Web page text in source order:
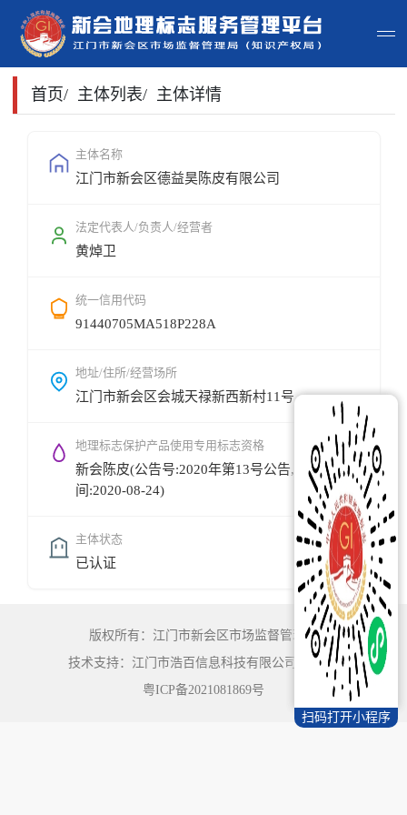
首页
政策法规
申请指南
地标地图
用户登录
首页/ 主体列表/ 主体详情
主体名称
江门市新会区德益昊陈皮有限公司
法定代表人/负责人/经营者
黄焯卫
统一信用代码
91440705MA518P228A
地址/住所/经营场所
江门市新会区会城天禄新西新村11号
地理标志保护产品使用专用标志资格
新会陈皮(公告号:2020年第13号公告,公告时
间:2020-08-24)
主体状态
已认证
扫码打开小程序
版权所有：江门市新会区市场监督管理局
技术支持：江门市浩百信息科技有限公司
2022
粤ICP备2021081869号